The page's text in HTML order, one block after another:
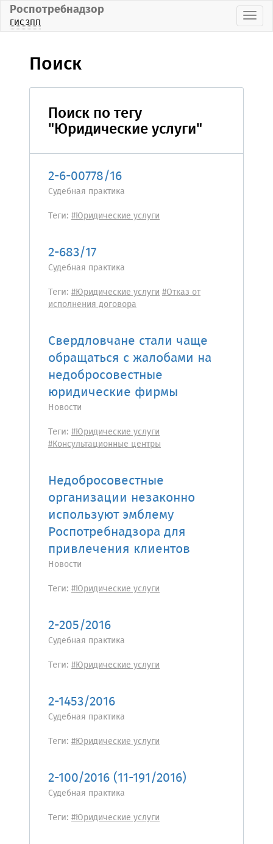
Роспотребнадзор
ГИС ЗПП
Поиск
Поиск по тегу
"Юридические услуги"
2-6-00778/16
Судебная практика
Теги: #Юридические услуги
2-683/17
Судебная практика
Теги: #Юридические услуги#Отказ от
исполнения договора
Свердловчане стали чаще
обращаться с жалобами на
недобросовестные
юридические фирмы
Новости
Теги: #Юридические услуги
#Консультационные центры
Недобросовестные
организации незаконно
используют эмблему
Роспотребнадзора для
привлечения клиентов
Новости
Теги: #Юридические услуги
2-205/2016
Судебная практика
Теги: #Юридические услуги
2-1453/2016
Судебная практика
Теги: #Юридические услуги
2-100/2016 (11-191/2016)
Судебная практика
Теги: #Юридические услуги